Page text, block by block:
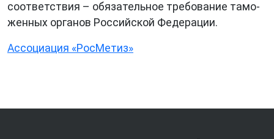
со­о­т­вет­с­т­вия – обя­за­те­ль­ное тре­бо­ва­ние та­мо­
жен­ных ор­га­нов Российской Федерации.
Ассоциация «РосМетиз»